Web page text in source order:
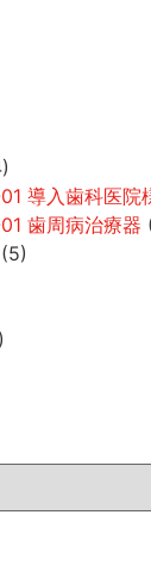
導入歯科医院
歯周病治療器
(5)